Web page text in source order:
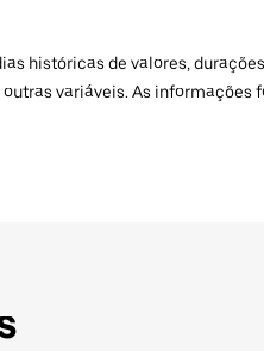
históricas de valores,
variáveis. As informações